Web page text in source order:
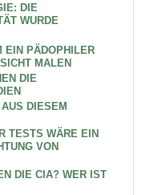
DIE
WURDE
EIN PÄDOPHILER
MALEN
DIE
DIESEM
TESTS WÄRE EIN
VON
DIE CIA? WER IST